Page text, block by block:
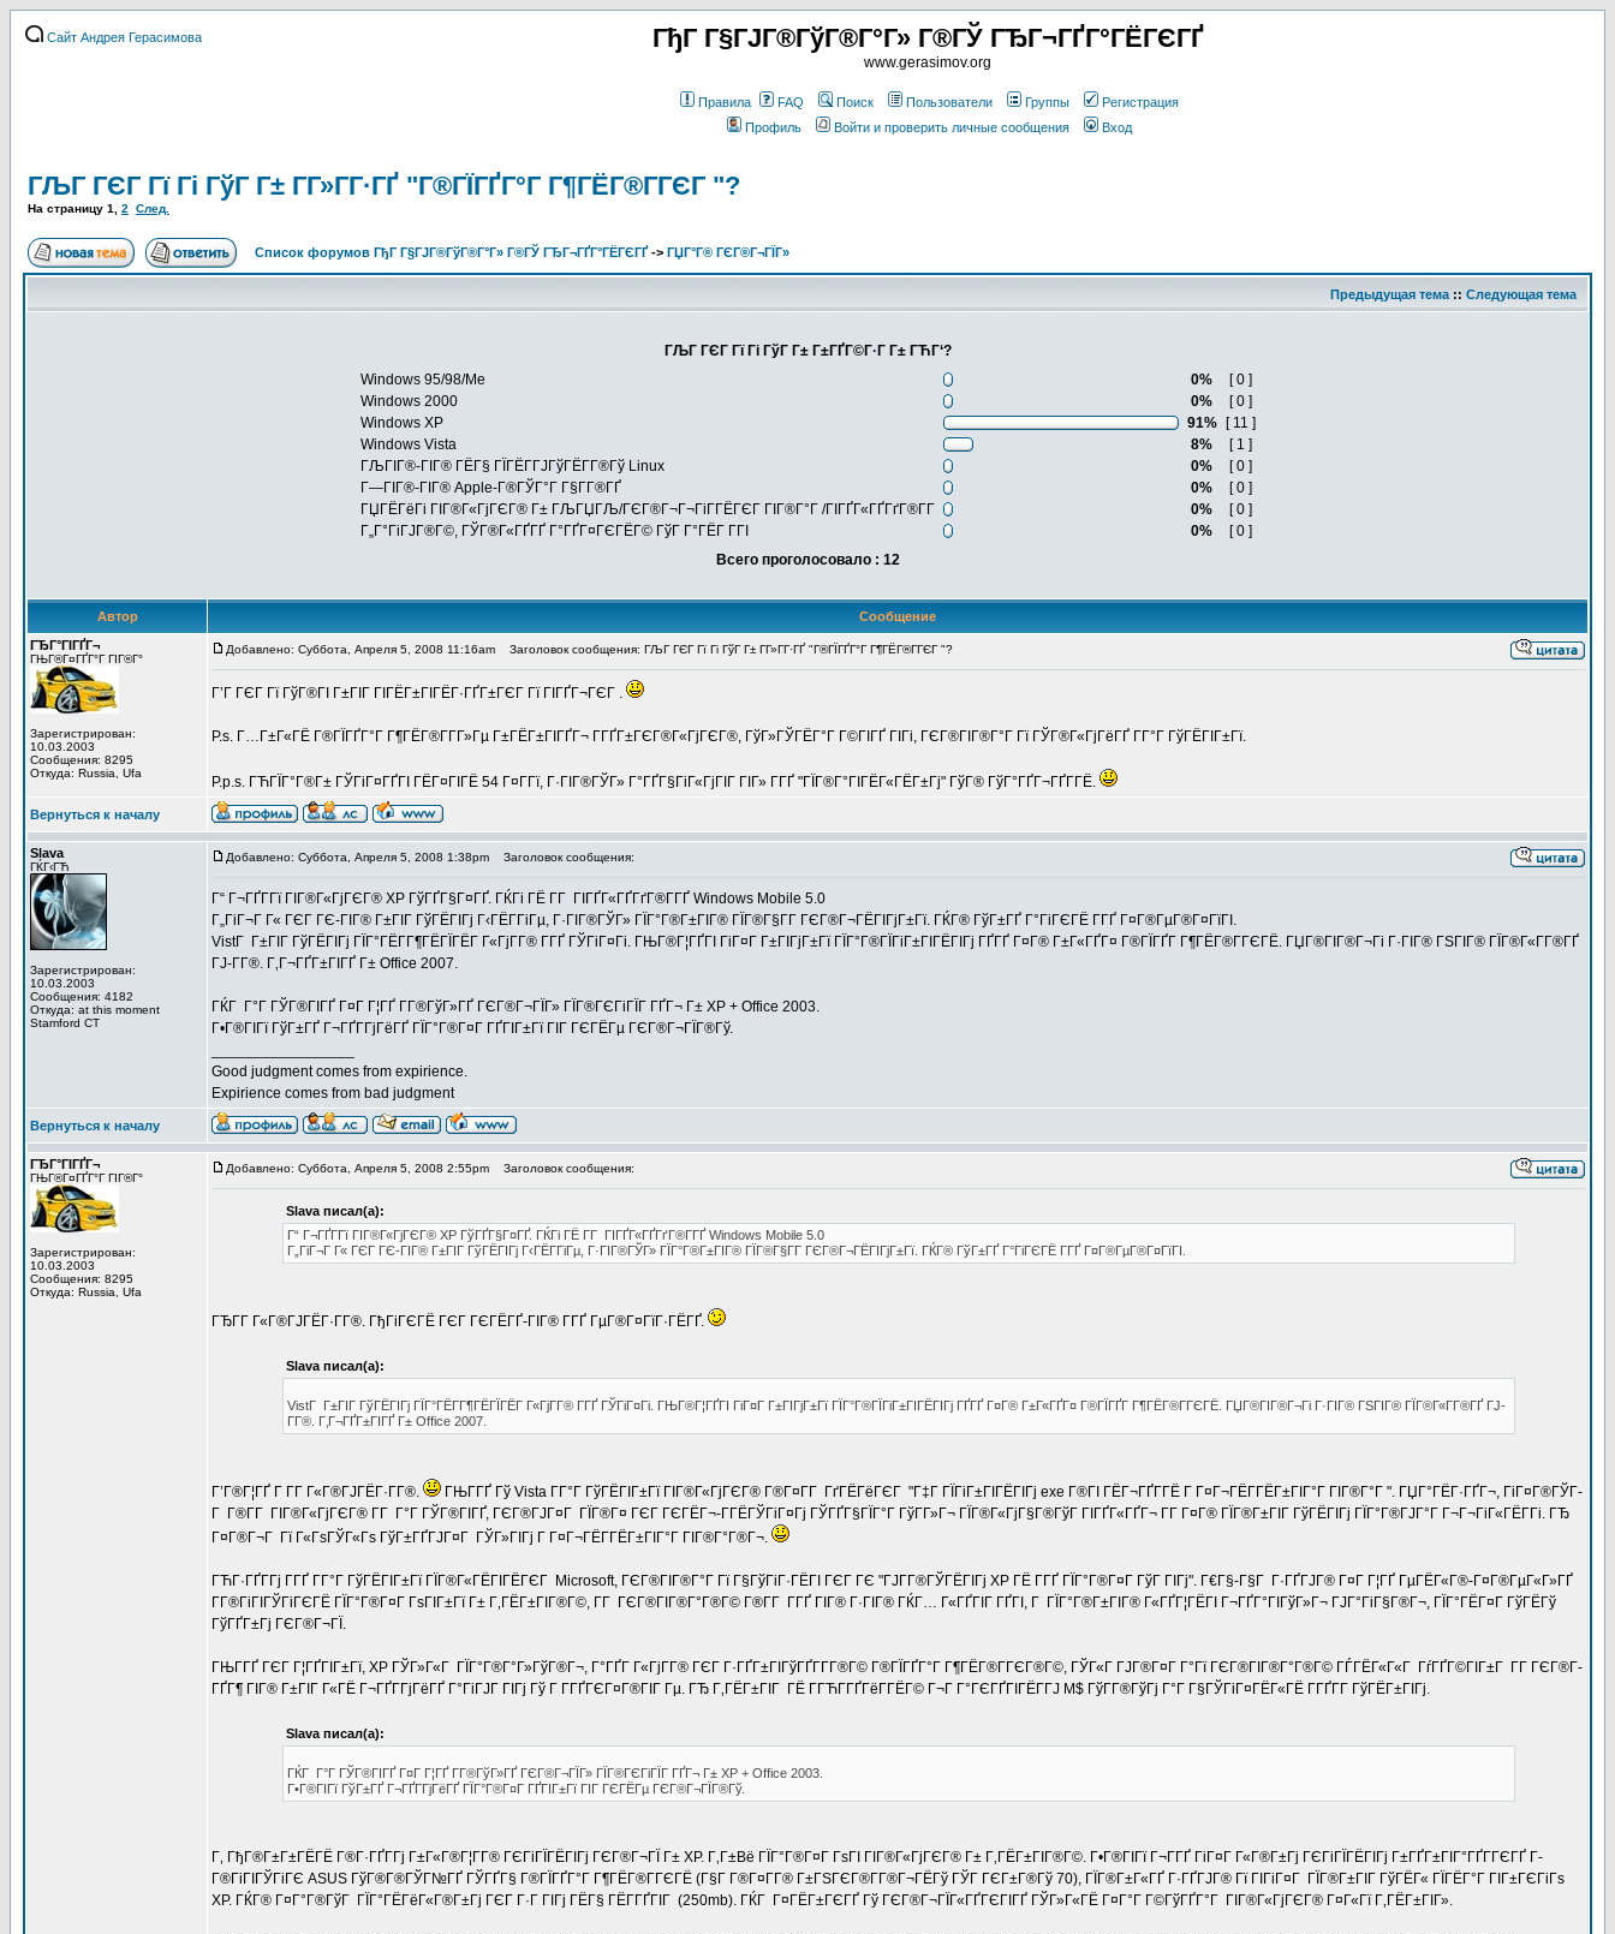
Сайт Андрея Герасимова ГђГ Г§ГЈГ®ГўГ®Г°Г» Г®ГЎ ГЂГ¬ГҐГ°ГЁГЄГҐ
www.gerasimov.org
Правила FAQ Поиск Пользователи Группы
Регистрация
Профиль
Войти и проверить личные сообщения Вход
ГЉГ ГЄГ Гї Гі ГўГ Г± Г­Г»Г­Г·ГҐ "Г®ГЇГҐГ°Г Г¶ГЁГ®Г­ГЄГ "?
На страницу 1 2 След.
Список форумов ГђГ Г§ГЈГ®ГўГ®Г°Г» Г®ГЎ ГЂГ¬ГҐГ°ГЁГЄГҐ-> ГЏГ°Г® ГЄГ®Г¬ГЇГ»
Предыдущая тема :: Следующая тема
ГЉГ ГЄГ Гї Гі ГўГ Г± Г±ГҐГ©Г·Г Г± ГЋГ‘?
Windows 95/98/Me
0%
[ 0 ]
Windows 2000
0%
[ 0 ]
Windows XP
91%
[ 11 ]
Windows Vista
8%
[ 1 ]
ГЉГІГ®-ГІГ® ГЁГ§ ГЇГЁГ­ГЈГўГЁГ­Г®Гў Linux
0%
[ 0 ]
Г—ГІГ®-ГІГ® Apple-Г®ГЎГ°Г Г§Г­Г®ГҐ
0%
[ 0 ]
ГЏГЁГёГі ГІГ®Г«ГјГЄГ® Г± ГЉГЏГЉ/ГЄГ®Г¬Г¬ГіГ­ГЁГЄГ ГІГ®Г°Г /ГІГҐГ«ГҐГґГ®Г­Г
0%
[ 0 ]
Г„Г°ГіГЈГ®Г©, ГЎГ®Г«ГҐГҐ Г°ГҐГ¤ГЄГЁГ© ГўГ Г°ГЁГ Г­ГІ
0%
[ 0 ]
Всего проголосовало : 12
Автор
Сообщение
ГЂГ°ГІГҐГ¬
ГЊГ®Г¤ГҐГ°Г ГІГ®Г°
Зарегистрирован:
10.03.2003
Сообщения: 8295
Откуда: Russia, Ufa
Добавлено: Суббота, Апреля 5, 2008 11:16am Заголовок сообщения: ГЉГ ГЄГ Гї Гі ГўГ Г± Г­Г»Г­Г·ГҐ "Г®ГЇГҐГ°Г Г¶ГЁГ®Г­ГЄГ "?
Г’Г ГЄГ Гї ГўГ®ГІ Г±ГІГ ГІГЁГ±ГІГЁГ·ГҐГ±ГЄГ Гї ГІГҐГ¬ГЄГ .
P.s. Г…Г±Г«ГЁ Г®ГЇГҐГ°Г Г¶ГЁГ®Г­Г­Г»Гµ Г±ГЁГ±ГІГҐГ¬ Г­ГҐГ±ГЄГ®Г«ГјГЄГ®, ГўГ»ГЎГЁГ°Г Г©ГІГҐ ГІГі, ГЄГ®ГІГ®Г°Г Гї ГЎГ®Г«ГјГёГҐ Г­Г°Г ГўГЁГІГ±Гї.
P.p.s. ГЋГЇГ°Г®Г± ГЎГіГ¤ГҐГІ ГЁГ¤ГІГЁ 54 Г¤Г­Гї, Г·ГІГ®ГЎГ» Г°ГҐГ§ГіГ«ГјГІГ ГІГ» Г­ГҐ "ГЇГ®Г°ГІГЁГ«ГЁГ±Гј" ГўГ® ГўГ°ГҐГ¬ГҐГ­ГЁ.
Вернуться к началу
Slava
ГЌГ‹ГЋ
Зарегистрирован:
10.03.2003
Сообщения: 4182
Откуда: at this moment
Stamford CT
Добавлено: Суббота, Апреля 5, 2008 1:38pm Заголовок сообщения:
Г“ Г¬ГҐГ­Гї ГІГ®Г«ГјГЄГ® XP ГўГҐГ§Г¤ГҐ. ГЌГі ГЁ Г­Г ГІГҐГ«ГҐГґГ®Г­ГҐ Windows Mobile 5.0
Г„ГіГ¬Г Г« ГЄГ ГЄ-ГІГ® Г±ГІГ ГўГЁГІГј Г‹ГЁГ­ГіГµ, Г·ГІГ®ГЎГ» ГЇГ°Г®Г±ГІГ® ГЇГ®Г§Г­Г ГЄГ®Г¬ГЁГІГјГ±Гї. ГЌГ® ГўГ±ГҐ Г°ГіГЄГЁ Г­ГҐ Г¤Г®ГµГ®Г¤ГїГІ.
VistГ Г±ГІГ ГўГЁГІГј ГЇГ°ГЁГ­Г¶ГЁГЇГЁГ Г«ГјГ­Г® Г­ГҐ ГЎГіГ¤Гі. ГЊГ®Г¦ГҐГІ ГіГ¤Г Г±ГІГјГ±Гї ГЇГ°Г®ГЇГіГ±ГІГЁГІГј ГҐГҐ Г¤Г® Г±Г«ГҐГ¤ Г®ГЇГҐГ Г¶ГЁГ®Г­ГЄГЁ. ГЏГ®ГІГ®Г¬Гі Г·ГІГ® ГЅГІГ® ГЇГ®Г«Г­Г®ГҐ
ГЈ-Г­Г®. Г‚Г¬ГҐГ±ГІГҐ Г± Office 2007.
ГЌГ Г°Г ГЎГ®ГІГҐ Г¤Г Г¦ГҐ Г­Г®ГўГ»ГҐ ГЄГ®Г¬ГЇГ» ГЇГ®ГЄГіГЇГ ГҐГ¬ Г± XP + Office 2003.
Г•Г®ГІГї ГўГ±ГҐ Г¬ГҐГ­ГјГёГҐ ГЇГ°Г®Г¤Г ГҐГІГ±Гї ГІГ ГЄГЁГµ ГЄГ®Г¬ГЇГ®Гў.
Good judgment comes from expirience.
Expirience comes from bad judgment
Вернуться к началу
ГЂГ°ГІГҐГ¬
ГЊГ®Г¤ГҐГ°Г ГІГ®Г°
Зарегистрирован:
10.03.2003
Сообщения: 8295
Откуда: Russia, Ufa
Добавлено: Суббота, Апреля 5, 2008 2:55pm Заголовок сообщения:
Slava писал(а):
Г“ Г¬ГҐГ­Гї ГІГ®Г«ГјГЄГ® XP ГўГҐГ§Г¤ГҐ. ГЌГі ГЁ Г­Г ГІГҐГ«ГҐГґГ®Г­ГҐ Windows Mobile 5.0
Г„ГіГ¬Г Г« ГЄГ ГЄ-ГІГ® Г±ГІГ ГўГЁГІГј Г‹ГЁГ­ГіГµ, Г·ГІГ®ГЎГ» ГЇГ°Г®Г±ГІГ® ГЇГ®Г§Г­Г ГЄГ®Г¬ГЁГІГјГ±Гї. ГЌГ® ГўГ±ГҐ Г°ГіГЄГЁ Г­ГҐ Г¤Г®ГµГ®Г¤ГїГІ.
ГЂГ­Г Г«Г®ГЈГЁГ·Г­Г®. ГђГіГЄГЁ ГЄГ ГЄГЁГҐ-ГІГ® Г­ГҐ ГµГ®Г¤ГїГ·ГЁГҐ.
Slava писал(а):
VistГ Г±ГІГ ГўГЁГІГј ГЇГ°ГЁГ­Г¶ГЁГЇГЁГ Г«ГјГ­Г® Г­ГҐ ГЎГіГ¤Гі. ГЊГ®Г¦ГҐГІ ГіГ¤Г Г±ГІГјГ±Гї ГЇГ°Г®ГЇГіГ±ГІГЁГІГј ГҐГҐ Г¤Г® Г±Г«ГҐГ¤ Г®ГЇГҐГ Г¶ГЁГ®Г­ГЄГЁ. ГЏГ®ГІГ®Г¬Гі Г·ГІГ® ГЅГІГ® ГЇГ®Г«Г­Г®ГҐ ГЈ-
Г­Г®. Г‚Г¬ГҐГ±ГІГҐ Г± Office 2007.
Г’Г®Г¦ГҐ Г Г­Г Г«Г®ГЈГЁГ·Г­Г®.
ГЊГ­ГҐ Гў Vista Г­Г°Г ГўГЁГІГ±Гї ГІГ®Г«ГјГЄГ® Г®Г¤Г­Г ГґГЁГёГЄГ "Г‡Г ГЇГіГ±ГІГЁГІГј exe Г®ГІ ГЁГ¬ГҐГ­ГЁ Г Г¤Г¬ГЁГ­ГЁГ±ГІГ°Г ГІГ®Г°Г ". ГЏГ°ГЁГ·ГҐГ¬, ГіГ¤Г®ГЎГ­
Г Г®Г­Г ГІГ®Г«ГјГЄГ® Г­Г Г°Г ГЎГ®ГІГҐ, ГЄГ®ГЈГ¤Г ГЇГ®Г¤ ГЄГ ГЄГЁГ¬-Г­ГЁГЎГіГ¤Гј ГЎГҐГ§ГЇГ°Г ГўГ­Г»Г¬ ГЇГ®Г«ГјГ§Г®ГўГ ГІГҐГ«ГҐГ¬ Г­Г Г¤Г® ГЇГ®Г±ГІГ ГўГЁГІГј ГЇГ°Г®ГЈГ°Г Г¬Г¬ГіГ«ГЁГ­Гі. ГЂ
Г¤Г®Г¬Г Гї Г«ГѕГЎГ«Гѕ ГўГ±ГҐГЈГ¤Г ГЎГ»ГІГј Г Г¤Г¬ГЁГ­ГЁГ±ГІГ°Г ГІГ®Г°Г®Г¬.
ГЋГ·ГҐГ­Гј Г­ГҐ Г­Г°Г ГўГЁГІГ±Гї ГЇГ®Г«ГЁГІГЁГЄГ Microsoft, ГЄГ®ГІГ®Г°Г Гї Г§ГўГіГ·ГЁГІ ГЄГ ГЄ "ГЈГ­Г®ГЎГЁГІГј XP ГЁ Г­ГҐ ГЇГ°Г®Г¤Г ГўГ ГІГј". Г€Г§-Г§Г Г·ГҐГЈГ® Г¤Г Г¦ГҐ ГµГЁГ«Г®-Г¤Г®ГµГ«Г»ГҐ
Г­Г®ГіГІГЎГіГЄГЁ ГЇГ°Г®Г¤Г ГѕГІГ±Гї Г± Г‚ГЁГ±ГІГ®Г©, Г­Г ГЄГ®ГІГ®Г°Г®Г© Г®Г­Г Г­ГҐ ГІГ® Г·ГІГ® ГЌГ… Г«ГҐГІГ ГҐГІ, Г ГЇГ°Г®Г±ГІГ® Г«ГҐГ¦ГЁГІ Г¬ГҐГ°ГІГўГ»Г¬ ГЈГ°ГіГ§Г®Г¬, ГЇГ°ГЁГ¤Г ГўГЁГў
ГўГҐГ±Гј ГЄГ®Г¬ГЇ.
ГЊГ­ГҐ ГЄГ Г¦ГҐГІГ±Гї, XP ГЎГ»Г«Г ГЇГ°Г®Г°Г»ГўГ®Г¬, Г°ГҐГ Г«ГјГ­Г® ГЄГ Г·ГҐГ±ГІГўГҐГ­Г­Г®Г© Г®ГЇГҐГ°Г Г¶ГЁГ®Г­ГЄГ®Г©, ГЎГ«Г ГЈГ®Г¤Г Г°Гї ГЄГ®ГІГ®Г°Г®Г© ГЃГЁГ«Г«Г ГѓГҐГ©ГІГ±Г Г­Г ГЄГ®Г­
ГҐГ¶ ГІГ® Г±ГІГ Г«ГЁ Г¬ГҐГ­ГјГёГҐ Г°ГіГЈГ ГІГј Гў Г Г­ГҐГЄГ¤Г®ГІГ Гµ. ГЂ Г‚ГЁГ±ГІГ ГЁ Г­ГЋГ­ГҐГёГ­ГЁГ© Г¬Г Г°ГЄГҐГІГЁГ­ГЈ M$ ГўГ­Г®ГўГј Г°Г Г§ГЎГіГ¤ГЁГ«ГЁ Г­ГҐГ­Г ГўГЁГ±ГІГј.
Slava писал(а):
ГЌГ Г°Г ГЎГ®ГІГҐ Г¤Г Г¦ГҐ Г­Г®ГўГ»ГҐ ГЄГ®Г¬ГЇГ» ГЇГ®ГЄГіГЇГ ГҐГ¬ Г± XP + Office 2003.
Г•Г®ГІГї ГўГ±ГҐ Г¬ГҐГ­ГјГёГҐ ГЇГ°Г®Г¤Г ГҐГІГ±Гї ГІГ ГЄГЁГµ ГЄГ®Г¬ГЇГ®Гў.
Г‚ ГђГ®Г±Г±ГЁГЁ Г®Г·ГҐГ­Гј Г±Г«Г®Г¦Г­Г® ГЄГіГЇГЁГІГј ГЄГ®Г¬ГЇ Г± XP. Г‚Г±Вё ГЇГ°Г®Г¤Г ГѕГІ ГІГ®Г«ГјГЄГ® Г± Г‚ГЁГ±ГІГ®Г©. Г•Г®ГІГї Г¬Г­ГҐ ГіГ¤Г Г«Г®Г±Гј ГЄГіГЇГЁГІГј Г±ГҐГ±ГІГ°ГҐГ­ГЄГҐ Г­
Г®ГіГІГЎГіГЄ ASUS ГўГ®Г®ГЎГ№ГҐ ГЎГҐГ§ Г®ГЇГҐГ°Г Г¶ГЁГ®Г­ГЄГЁ (Г§Г Г®Г¤Г­Г® Г±ГЅГЄГ®Г­Г®Г¬ГЁГў ГЎГ ГЄГ±Г®Гў 70), ГЇГ®Г±Г«ГҐ Г·ГҐГЈГ® Гї ГІГіГ¤Г ГЇГ®Г±ГІГ ГўГЁГ« ГЇГЁГ°Г ГІГ±ГЄГіГѕ
XP. ГЌГ® Г¤Г°Г®ГўГ ГЇГ°ГЁГёГ«Г®Г±Гј ГЄГ Г·Г ГІГј ГЁГ§ ГЁГ­ГҐГІГ (250mb). ГЌГ Г¤ГЁГ±ГЄГҐ Гў ГЄГ®Г¬ГЇГ«ГҐГЄГІГҐ ГЎГ»Г«ГЁ Г¤Г°Г Г©ГўГҐГ°Г ГІГ®Г«ГјГЄГ® Г¤Г«Гї Г‚ГЁГ±ГІГ».